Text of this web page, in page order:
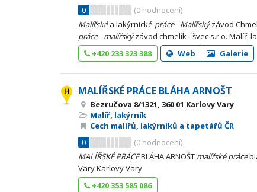
0
(0 hodnocení)
Malířskéa lakýrnické práce- Malířskýzávod
práce- malířskýzávod chmelík - švec s.r.o. Malíř,
+420 233 323 388
Web Galerie
MALÍŘSKÉ PRÁCE BLÁHA ARNOŠT
Bezručova 8/1321, 360 01 Karlovy Vary
Malíř, lakýrník
Cech malířů, lakýrníků a tapetářů ČR
0
(0 hodnocení)
MALÍŘSKÉ PRÁCEBLÁHA ARNOŠT malířské práce
Vary Karlovy Vary
+420 353 585 086